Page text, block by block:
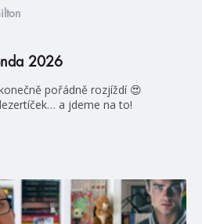
2026
pořádně rozjíždí 😍
a jdeme na to!